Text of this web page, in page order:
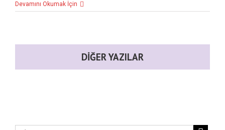
Devamını Okumak İçin
DIĞER YAZILAR